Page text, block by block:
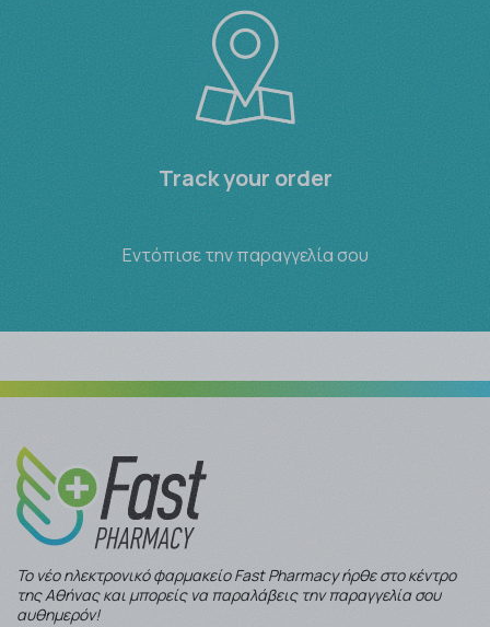
Track your order
Εντόπισε την παραγγελία σου
Το νέο ηλεκτρονικό φαρμακείο Fast Pharmacy ήρθε στο κέντρο
της Αθήνας και μπορείς να παραλάβεις την παραγγελία σου
αυθημερόν!